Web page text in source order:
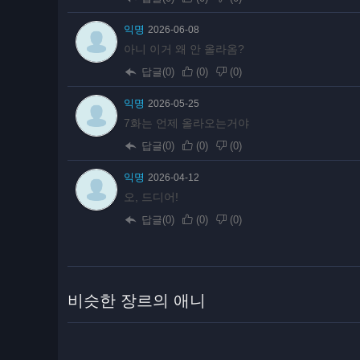
익명 2026-06-08
아니 이거 왜 안 올라옴?
답글(0) (0) (0)
익명 2026-05-25
7화는 언제 올라오는거야
답글(0) (0) (0)
익명 2026-04-12
오, 드디어!
답글(0) (0) (0)
비슷한 장르의 애니